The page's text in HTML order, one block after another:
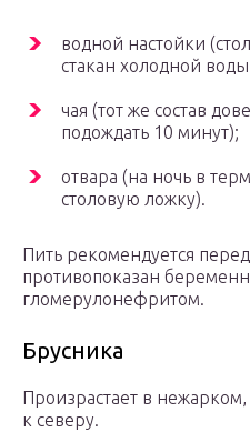
водной настойки
стакан холодной воды
чая (тот же состав
подождать 10 минут);
отвара (на ночь в
столовую ложку).
Пить рекомендуется
противопоказан
гломерулонефритом.
Брусника
Произрастает в
к северу.